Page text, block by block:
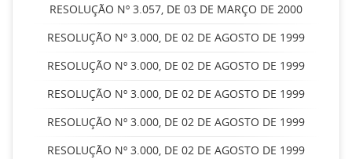
RESOLUÇÃO Nº 3.057, DE 03 DE MARÇO DE 2000
RESOLUÇÃO Nº 3.000, DE 02 DE AGOSTO DE 1999
RESOLUÇÃO Nº 3.000, DE 02 DE AGOSTO DE 1999
RESOLUÇÃO Nº 3.000, DE 02 DE AGOSTO DE 1999
RESOLUÇÃO Nº 3.000, DE 02 DE AGOSTO DE 1999
RESOLUÇÃO Nº 3.000, DE 02 DE AGOSTO DE 1999